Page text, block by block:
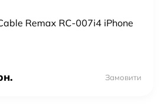
Remax RC-007i4 iPhone
Замовити